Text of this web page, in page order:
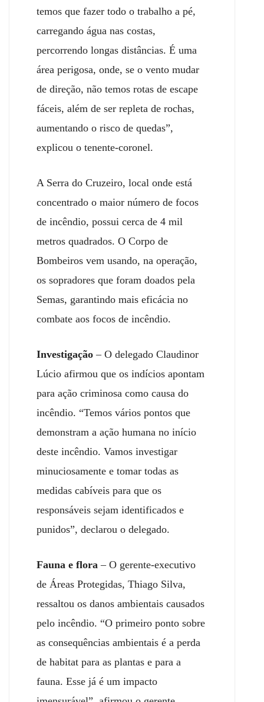
temos que fazer todo o trabalho a pé,
carregando água nas costas,
percorrendo longas distâncias. É uma
área perigosa, onde, se o vento mudar
de direção, não temos rotas de escape
fáceis, além de ser repleta de rochas,
aumentando o risco de quedas”,
explicou o tenente-coronel.
A Serra do Cruzeiro, local onde está
concentrado o maior número de focos
de incêndio, possui cerca de 4 mil
metros quadrados. O Corpo de
Bombeiros vem usando, na operação,
os sopradores que foram doados pela
Semas, garantindo mais eficácia no
combate aos focos de incêndio.
Investigação– O delegado Claudinor
Lúcio afirmou que os indícios apontam
para ação criminosa como causa do
incêndio. “Temos vários pontos que
demonstram a ação humana no início
deste incêndio. Vamos investigar
minuciosamente e tomar todas as
medidas cabíveis para que os
responsáveis sejam identificados e
punidos”, declarou o delegado.
Fauna e flora – O gerente-executivo
de Áreas Protegidas, Thiago Silva,
ressaltou os danos ambientais causados
pelo incêndio. “O primeiro ponto sobre
as consequências ambientais é a perda
de habitat para as plantas e para a
fauna. Esse já é um impacto